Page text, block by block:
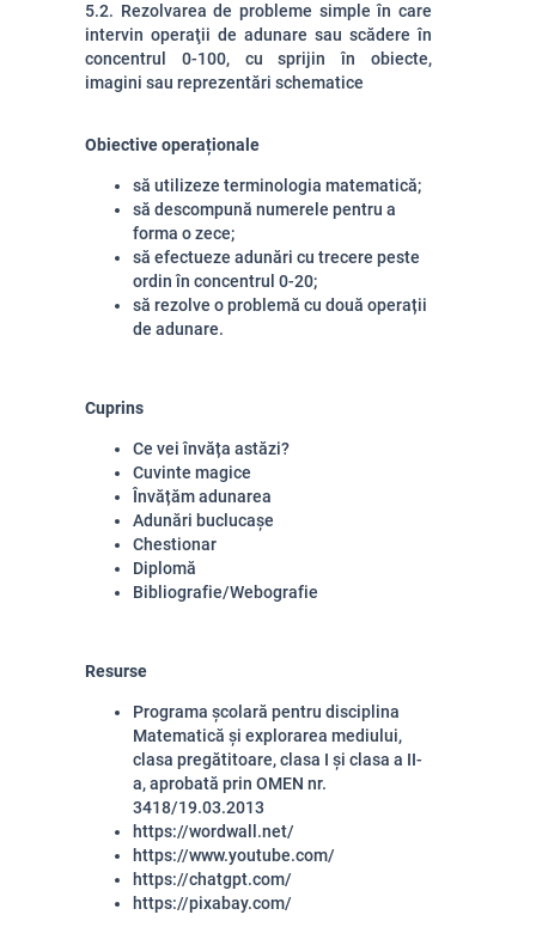
5.2. Rezolvarea de probleme simple în care
intervin operaţii de adunare sau scădere în
concentrul 0-100, cu sprijin în obiecte,
imagini sau reprezentări schematice
Obiective operaționale
să utilizeze terminologia matematică;
să descompună numerele pentru a
forma o zece;
să efectueze adunări cu trecere peste
ordin în concentrul 0-20;
să rezolve o problemă cu două operații
de adunare.
Cuprins
Ce vei învăța astăzi?
Cuvinte magice
Învățăm adunarea
Adunări buclucașe
Chestionar
Diplomă
Bibliografie/Webografie
Resurse
Programa școlară pentru disciplina
Matematică și explorarea mediului,
clasa pregătitoare, clasa I și clasa a II-
a, aprobată prin OMEN nr.
3418/19.03.2013
https://wordwall.net/
https://www.youtube.com/
https://chatgpt.com/
https://pixabay.com/